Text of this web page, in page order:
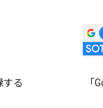
する
「